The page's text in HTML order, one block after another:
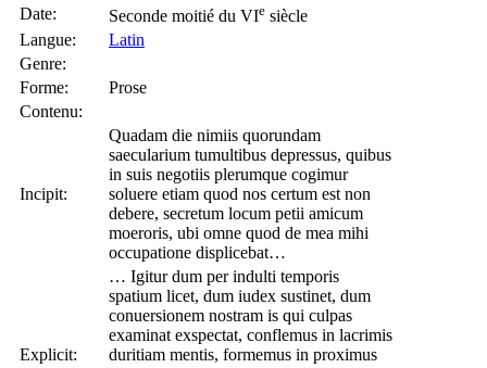
Date:
Seconde moitié du VIe siècle
Langue:
Latin
Genre:
Forme:
Prose
Contenu:
Incipit:
Quadam die nimiis quorundam
saecularium tumultibus depressus, quibus
in suis negotiis plerumque cogimur
soluere etiam quod nos certum est non
debere, secretum locum petii amicum
moeroris, ubi omne quod de mea mihi
occupatione displicebat…
Explicit:
… Igitur dum per indulti temporis
spatium licet, dum iudex sustinet, dum
conuersionem nostram is qui culpas
examinat exspectat, conflemus in lacrimis
duritiam mentis, formemus in proximus